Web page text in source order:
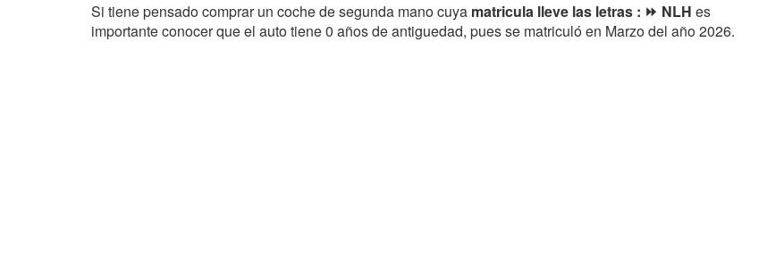
Si tiene pensado comprar un coche de segunda mano cuya matricula lleve las letras : ⏩ NLH es
importante conocer que el auto tiene 0 años de antiguedad, pues se matriculó en Marzo del año 2026.